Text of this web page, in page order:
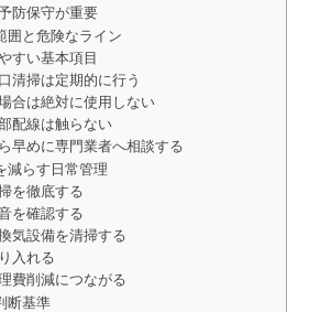
防保守が重要
囲と危険なライン
すい基本項目
清掃は定期的に行う
合は絶対に使用しない
配線は触らない
早めに専門業者へ相談する
減らす日常管理
を徹底する
を確認する
気設備を清掃する
入れる
費削減につながる
断基準